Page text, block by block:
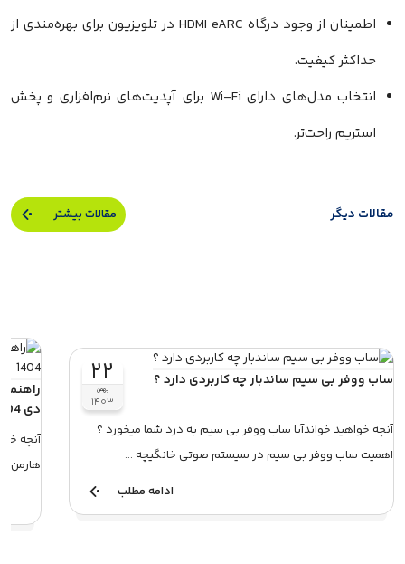
اطمینان از وجود درگاه HDMI eARC در تلویزیون برای بهره‌مندی از
حداکثر کیفیت.
انتخاب مدل‌های دارای Wi-Fi برای آپدیت‌های نرم‌افزاری و پخش
استریم راحت‌تر.
دیگر مقالات بیشتر
۲۲
۱۴۰۳
ووفر بی سیم ساندبار چه کاربردی دارد ؟
خواهید خواندآیا ساب ووفر بی سیم به درد شما میخورد ؟
ساب ووفر بی سیم در سیستم صوتی خانگیچه ...
ادامه مطلب
دی 1404
آنچه
هارمن